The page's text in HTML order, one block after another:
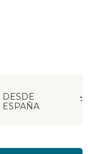
DESDE
ESPAÑA